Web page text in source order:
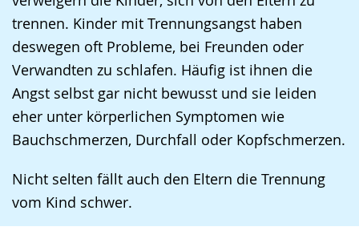
trennen. Kinder mit Trennungsangst haben
deswegen oft Probleme, bei Freunden oder
Verwandten zu schlafen. Häufig ist ihnen die
Angst selbst gar nicht bewusst und sie leiden
eher unter körperlichen Symptomen wie
Bauchschmerzen, Durchfall oder Kopfschmerzen.
Nicht selten fällt auch den Eltern die Trennung
vom Kind schwer.